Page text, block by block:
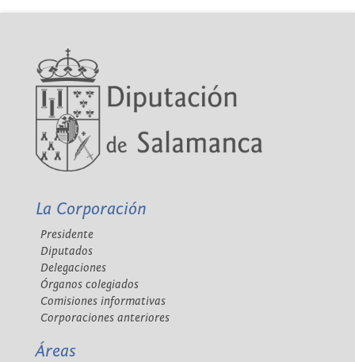
La Corporación
Presidente
Diputados
Delegaciones
Órganos colegiados
Comisiones informativas
Corporaciones anteriores
Áreas